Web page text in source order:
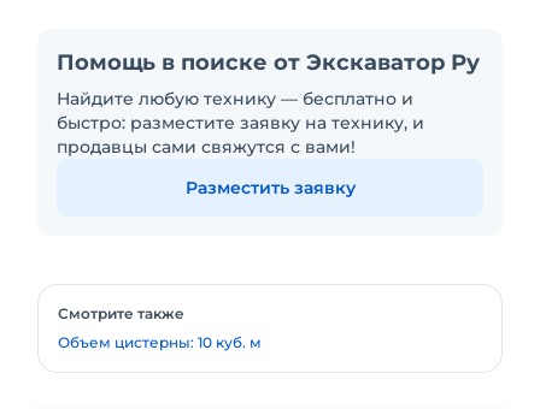
Помощь в поиске от Экскаватор Ру
Найдите любую технику — бесплатно и
быстро: разместите заявку на технику, и
продавцы сами свяжутся с вами!
Разместить заявку
Смотрите также
Объем цистерны: 10 куб. м